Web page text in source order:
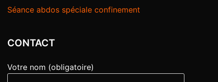
Séance abdos spéciale confinement
CONTACT
Votre nom (obligatoire)